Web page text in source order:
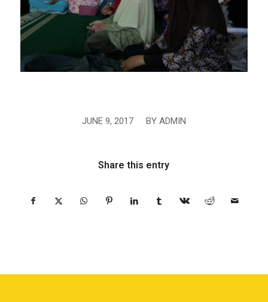
JUNE 9, 2017
/ BY ADMIN
Share this entry